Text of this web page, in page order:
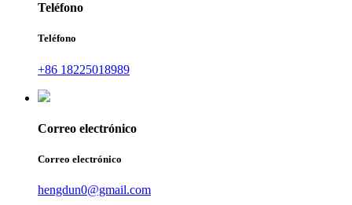
Teléfono
Teléfono
+86 18225018989
Correo electrónico
Correo electrónico
hengdun0@gmail.com